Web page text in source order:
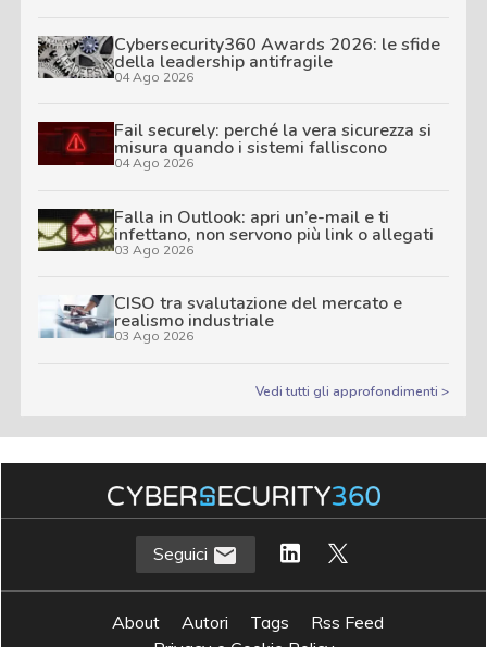
Cybersecurity360 Awards 2026: le sfide
della leadership antifragile
04 Ago 2026
Fail securely: perché la vera sicurezza si
misura quando i sistemi falliscono
04 Ago 2026
Falla in Outlook: apri un’e-mail e ti
infettano, non servono più link o allegati
03 Ago 2026
CISO tra svalutazione del mercato e
realismo industriale
03 Ago 2026
Vedi tutti gli approfondimenti >
Seguici
About Autori Tags
Rss Feed